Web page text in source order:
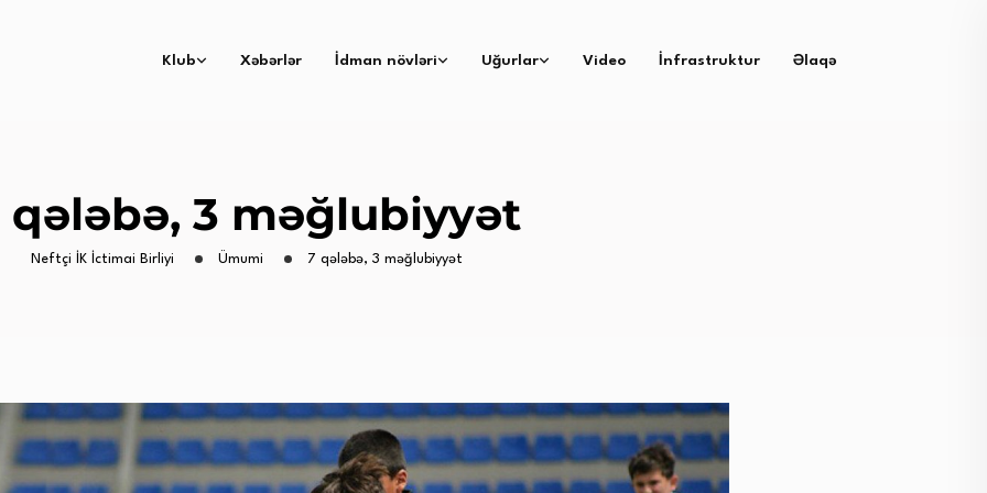
Klub Xəbərlər İdman növləri Uğurlar Video İnfrastruktur Əlaqə
qələbə, 3 məğlubiyyət
Neftçi İK İctimai Birliyi Ümumi 7 qələbə, 3 məğlubiyyət